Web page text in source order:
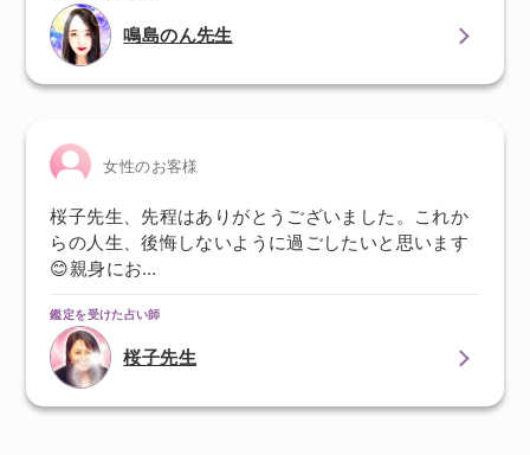
鳴島のん先生
女性のお客様
桜子先生、先程はありがとうございました。これか
らの人生、後悔しないように過ごしたいと思います
😊親身にお…
鑑定を受けた占い師
桜子先生